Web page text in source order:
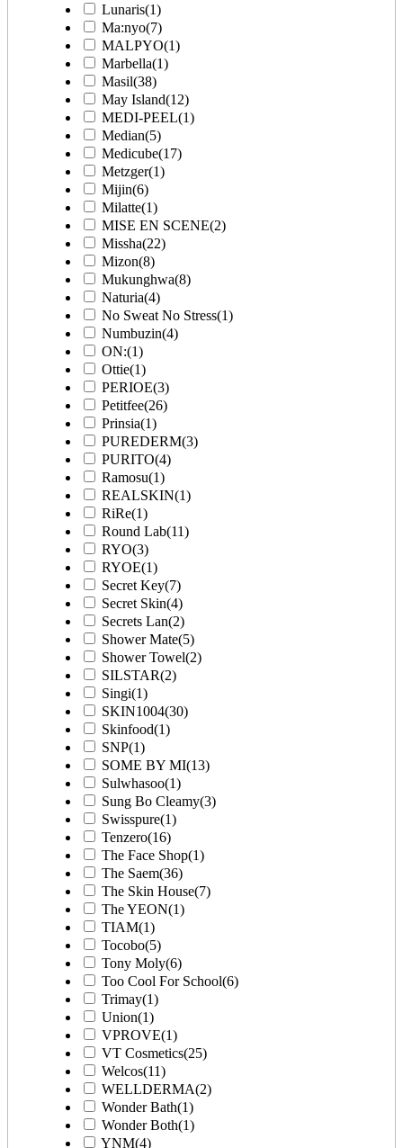
Lunaris(1)
Ma:nyo(7)
MALPYO(1)
Marbella(1)
Masil(38)
May Island(12)
MEDI-PEEL(1)
Median(5)
Medicube(17)
Metzger(1)
Mijin(6)
Milatte(1)
MISE EN SCENE(2)
Missha(22)
Mizon(8)
Mukunghwa(8)
Naturia(4)
No Sweat No Stress(1)
Numbuzin(4)
ON:(1)
Ottie(1)
PERIOE(3)
Petitfee(26)
Prinsia(1)
PUREDERM(3)
PURITO(4)
Ramosu(1)
REALSKIN(1)
RiRe(1)
Round Lab(11)
RYO(3)
RYOE(1)
Secret Key(7)
Secret Skin(4)
Secrets Lan(2)
Shower Mate(5)
Shower Towel(2)
SILSTAR(2)
Singi(1)
SKIN1004(30)
Skinfood(1)
SNP(1)
SOME BY MI(13)
Sulwhasoo(1)
Sung Bo Cleamy(3)
Swisspure(1)
Tenzero(16)
The Face Shop(1)
The Saem(36)
The Skin House(7)
The YEON(1)
TIAM(1)
Tocobo(5)
Tony Moly(6)
Too Cool For School(6)
Trimay(1)
Union(1)
VPROVE(1)
VT Cosmetics(25)
Welcos(11)
WELLDERMA(2)
Wonder Bath(1)
Wonder Both(1)
YNM(4)